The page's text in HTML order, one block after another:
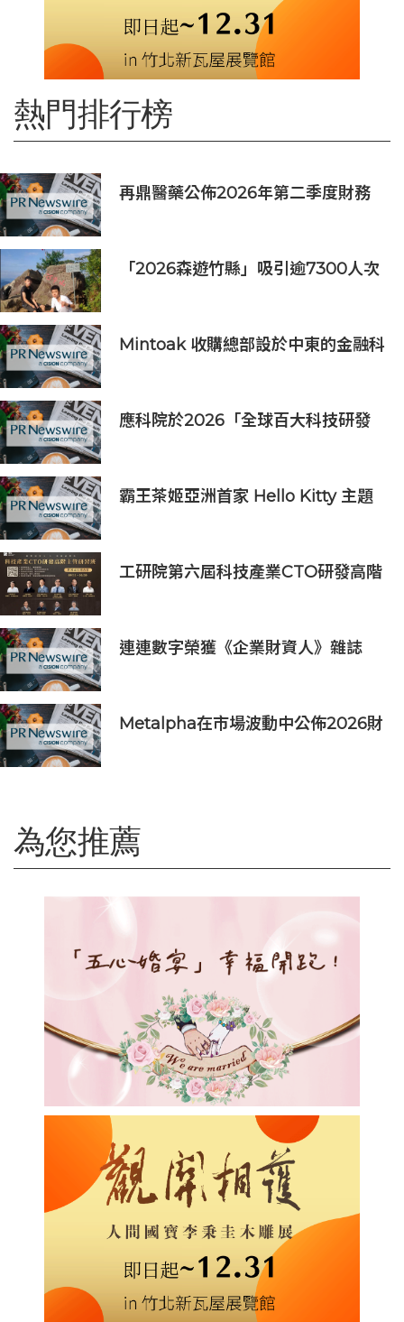
熱門排行榜
再鼎醫藥公佈2026年第二季度財務
「2026森遊竹縣」吸引逾7300人次
Mintoak 收購總部設於中東的金融科
應科院於2026「全球百大科技研發
霸王茶姬亞洲首家 Hello Kitty 主題
工研院第六屆科技產業CTO研發高階
連連數字榮獲《企業財資人》雜誌
Commended）
Metalpha在市場波動中公佈2026財
為您推薦